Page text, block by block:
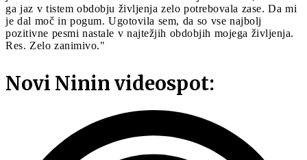
ga jaz v tistem obdobju življenja zelo potrebovala zase. Da mi
je dal moč in pogum. Ugotovila sem, da so vse najbolj
pozitivne pesmi nastale v najtežjih obdobjih mojega življenja.
Res. Zelo zanimivo."
Novi Ninin videospot: